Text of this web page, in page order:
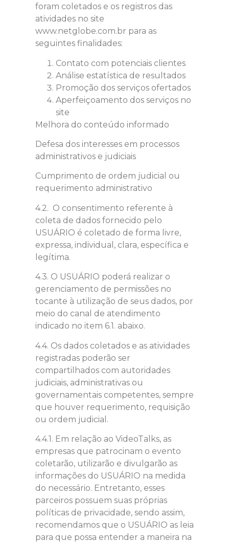
foram coletados e os registros das
atividades no site
www.netglobe.com.br para as
seguintes finalidades:
Contato com potenciais clientes
Análise estatística de resultados
Promoção dos serviços ofertados
Aperfeiçoamento dos serviços no
site
Melhora do conteúdo informado
Defesa dos interesses em processos
administrativos e judiciais
Cumprimento de ordem judicial ou
requerimento administrativo
4.2. O consentimento referente à
coleta de dados fornecido pelo
USUÁRIO é coletado de forma livre,
expressa, individual, clara, específica e
legítima.
4.3. O USUÁRIO poderá realizar o
gerenciamento de permissões no
tocante à utilização de seus dados, por
meio do canal de atendimento
indicado no item 6.1. abaixo.
4.4. Os dados coletados e as atividades
registradas poderão ser
compartilhados com autoridades
judiciais, administrativas ou
governamentais competentes, sempre
que houver requerimento, requisição
ou ordem judicial.
4.4.1. Em relação ao VideoTalks, as
empresas que patrocinam o evento
coletarão, utilizarão e divulgarão as
informações do USUÁRIO na medida
do necessário. Entretanto, esses
parceiros possuem suas próprias
políticas de privacidade, sendo assim,
recomendamos que o USUÁRIO as leia
para que possa entender a maneira na